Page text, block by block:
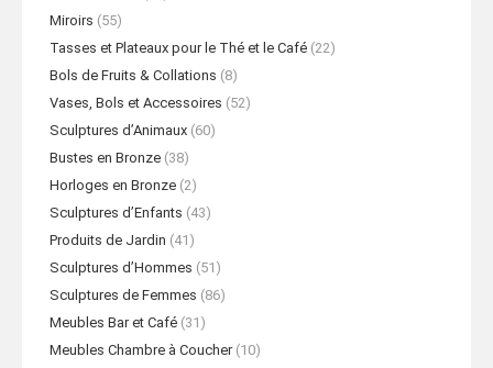
Miroirs (55)
Tasses et Plateaux pour le Thé et le Café (22)
Bols de Fruits & Collations (8)
Vases, Bols et Accessoires (52)
Sculptures d’Animaux (60)
Bustes en Bronze (38)
Horloges en Bronze (2)
Sculptures d’Enfants (43)
Produits de Jardin (41)
Sculptures d’Hommes (51)
Sculptures de Femmes (86)
Meubles Bar et Café (31)
Meubles Chambre à Coucher (10)